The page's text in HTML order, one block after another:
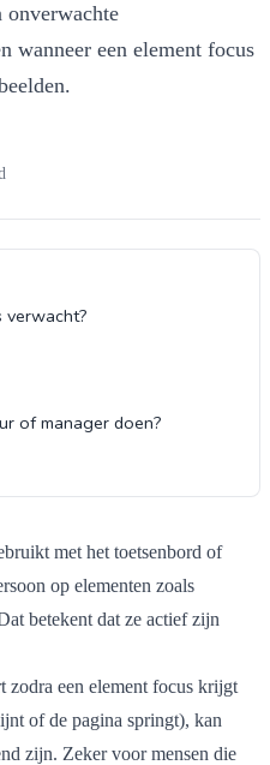
onverwachte
wanneer een element focus
of manager doen?
met het toetsenbord of
op elementen zoals
betekent dat ze actief zijn
zodra een element focus krijgt
of de pagina springt), kan
zijn. Zeker voor mensen die